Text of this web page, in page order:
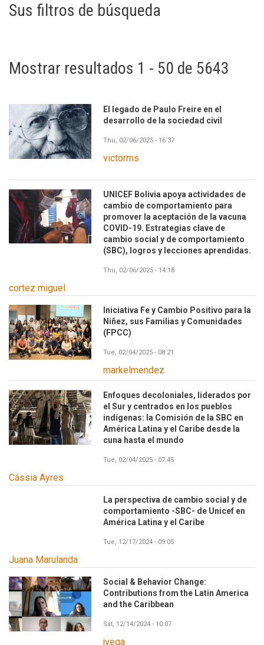
Sus filtros de búsqueda
Mostrar resultados 1 - 50 de 5643
El legado de Paulo Freire en el
desarrollo de la sociedad civil
Thu, 02/06/2025 - 16:37
victorms
UNICEF Bolivia apoya actividades de
cambio de comportamiento para
promover la aceptación de la vacuna
COVID-19. Estrategias clave de
cambio social y de comportamiento
(SBC), logros y lecciones aprendidas.
Thu, 02/06/2025 - 14:18
cortez miguel
Iniciativa Fe y Cambio Positivo para la
Niñez, sus Familias y Comunidades
(FPCC)
Tue, 02/04/2025 - 08:21
markelmendez
Enfoques decoloniales, liderados por
el Sur y centrados en los pueblos
indígenas: la Comisión de la SBC en
América Latina y el Caribe desde la
cuna hasta el mundo
Tue, 02/04/2025 - 07:45
Cássia Ayres
La perspectiva de cambio social y de
comportamiento -SBC- de Unicef en
América Latina y el Caribe
Tue, 12/17/2024 - 09:05
Juana Marulanda
Social & Behavior Change:
Contributions from the Latin America
and the Caribbean
Sat, 12/14/2024 - 10:07
jvega